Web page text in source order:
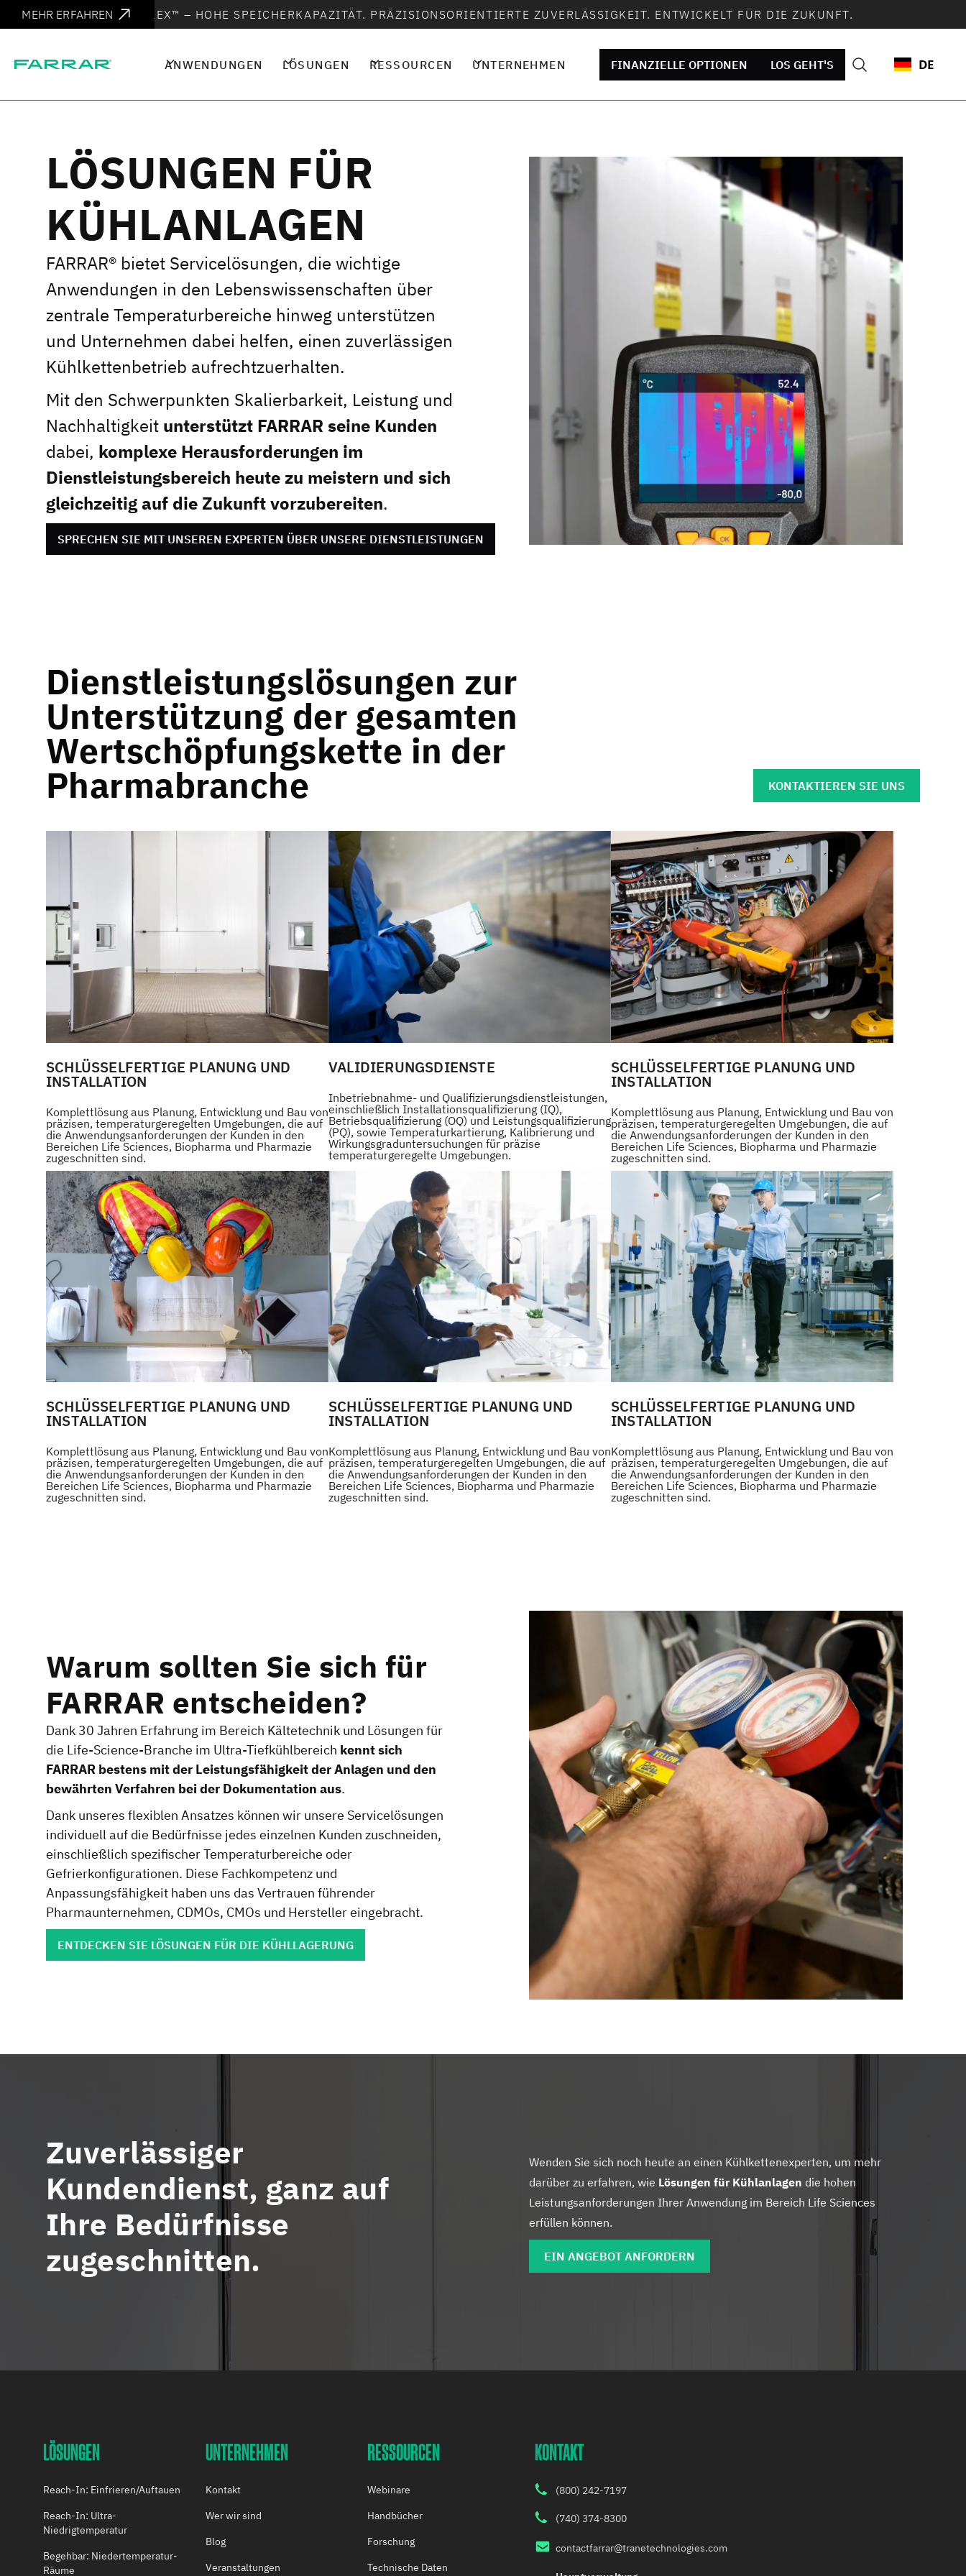
ES IST DA ULC-FLEX™ – HOHE SPEICHERKAPAZITÄT. PRÄZISIONSORIENTIERTE ZUVERLÄSSIGKEIT. ENTWICKELT FÜR DIE ZUKUNFT.
MEHR ERFAHREN
ANWENDUNGEN LÖSUNGEN RESSOURCEN UNTERNEHMEN FINANZIELLE OPTIONEN LOS GEHT'S DE
LÖSUNGEN FÜR
KÜHLANLAGEN
FARRAR® bietet Servicelösungen, die wichtige
Anwendungen in den Lebenswissenschaften über
zentrale Temperaturbereiche hinweg unterstützen
und Unternehmen dabei helfen, einen zuverlässigen
Kühlkettenbetrieb aufrechtzuerhalten.
Mit den Schwerpunkten Skalierbarkeit, Leistung und
Nachhaltigkeit unterstützt FARRAR seine Kunden
dabei, komplexe Herausforderungen im
Dienstleistungsbereich heute zu meistern und sich
gleichzeitig auf die Zukunft vorzubereiten.
SPRECHEN SIE MIT UNSEREN EXPERTEN ÜBER UNSERE DIENSTLEISTUNGEN
Dienstleistungslösungen zur
Unterstützung der gesamten
Wertschöpfungskette in der
Pharmabranche KONTAKTIEREN SIE UNS
SCHLÜSSELFERTIGE PLANUNG UND
INSTALLATION
Komplettlösung aus Planung, Entwicklung und Bau von
präzisen, temperaturgeregelten Umgebungen, die auf
die Anwendungsanforderungen der Kunden in den
Bereichen Life Sciences, Biopharma und Pharmazie
zugeschnitten sind.
VALIDIERUNGSDIENSTE
Inbetriebnahme- und Qualifizierungsdienstleistungen,
einschließlich Installationsqualifizierung (IQ),
Betriebsqualifizierung (OQ) und Leistungsqualifizierung
(PQ), sowie Temperaturkartierung, Kalibrierung und
Wirkungsgraduntersuchungen für präzise
temperaturgeregelte Umgebungen.
SCHLÜSSELFERTIGE PLANUNG UND
INSTALLATION
Komplettlösung aus Planung, Entwicklung und Bau von
präzisen, temperaturgeregelten Umgebungen, die auf
die Anwendungsanforderungen der Kunden in den
Bereichen Life Sciences, Biopharma und Pharmazie
zugeschnitten sind.
SCHLÜSSELFERTIGE PLANUNG UND
INSTALLATION
Komplettlösung aus Planung, Entwicklung und Bau von
präzisen, temperaturgeregelten Umgebungen, die auf
die Anwendungsanforderungen der Kunden in den
Bereichen Life Sciences, Biopharma und Pharmazie
zugeschnitten sind.
SCHLÜSSELFERTIGE PLANUNG UND
INSTALLATION
Komplettlösung aus Planung, Entwicklung und Bau von
präzisen, temperaturgeregelten Umgebungen, die auf
die Anwendungsanforderungen der Kunden in den
Bereichen Life Sciences, Biopharma und Pharmazie
zugeschnitten sind.
SCHLÜSSELFERTIGE PLANUNG UND
INSTALLATION
Komplettlösung aus Planung, Entwicklung und Bau von
präzisen, temperaturgeregelten Umgebungen, die auf
die Anwendungsanforderungen der Kunden in den
Bereichen Life Sciences, Biopharma und Pharmazie
zugeschnitten sind.
Warum sollten Sie sich für
FARRAR entscheiden?
Dank 30 Jahren Erfahrung im Bereich Kältetechnik und Lösungen für
die Life-Science-Branche im Ultra-Tiefkühlbereich kennt sich
FARRAR bestens mit der Leistungsfähigkeit der Anlagen und den
bewährten Verfahren bei der Dokumentation aus.
Dank unseres flexiblen Ansatzes können wir unsere Servicelösungen
individuell auf die Bedürfnisse jedes einzelnen Kunden zuschneiden,
einschließlich spezifischer Temperaturbereiche oder
Gefrierkonfigurationen. Diese Fachkompetenz und
Anpassungsfähigkeit haben uns das Vertrauen führender
Pharmaunternehmen, CDMOs, CMOs und Hersteller eingebracht.
ENTDECKEN SIE LÖSUNGEN FÜR DIE KÜHLLAGERUNG
Zuverlässiger
Kundendienst, ganz auf
Ihre Bedürfnisse
zugeschnitten.
Wenden Sie sich noch heute an einen Kühlkettenexperten, um mehr
darüber zu erfahren, wie Lösungen für Kühlanlagen die hohen
Leistungsanforderungen Ihrer Anwendung im Bereich Life Sciences
erfüllen können.
EIN ANGEBOT ANFORDERN
LÖSUNGEN
Reach-In: Einfrieren/Auftauen
Reach-In: Ultra-
Niedrigtemperatur
Begehbar: Niedertemperatur-
Räume
UNTERNEHMEN
Kontakt
Wer wir sind
Blog
Veranstaltungen
RESSOURCEN
Webinare
Handbücher
Forschung
Technische Daten
KONTAKT
(800) 242-7197
(740) 374-8300
contactfarrar@tranetechnologies.com